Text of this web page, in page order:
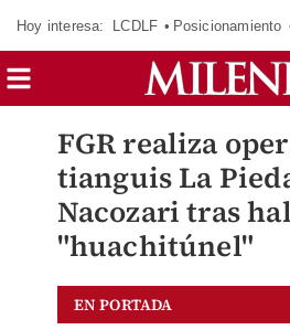
Hoy interesa: LCDLF Posicionamiento
FGR realiza
tianguis La
Nacozari tras
"huachitúnel"
EN PORTADA